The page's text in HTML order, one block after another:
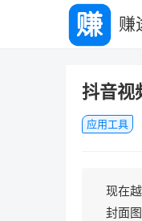
赚
抖音视
应用工具
现在
封面